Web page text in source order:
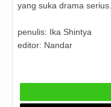
yang suka drama
penulis: Ika Shintya
editor: Nandar